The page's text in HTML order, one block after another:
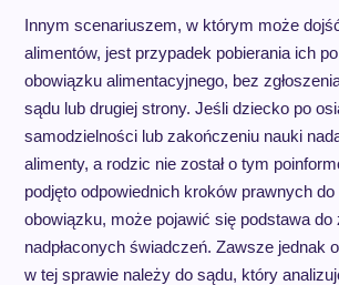
Innym scenariuszem, w którym może
alimentów, jest przypadek pobierania ich
obowiązku alimentacyjnego, bez
sądu lub drugiej strony. Jeśli dziecko po
samodzielności lub zakończeniu nauki
alimenty, a rodzic nie został o tym
podjęto odpowiednich kroków prawnych do
obowiązku, może pojawić się podstawa do
nadpłaconych świadczeń. Zawsze jednak
w tej sprawie należy do sądu, który